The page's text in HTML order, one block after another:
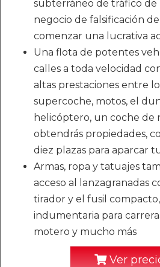
subterráneo de tráfico de
negocio de falsificación
comenzar una lucrativa
Una flota de potentes
calles a toda velocidad
altas prestaciones entre
supercoche, motos, el
helicóptero, un coche de
obtendrás propiedades,
diez plazas para aparcar
Armas, ropa y tatuajes
acceso al lanzagranadas
tirador y el fusil
indumentaria para
motero y mucho más
Ver